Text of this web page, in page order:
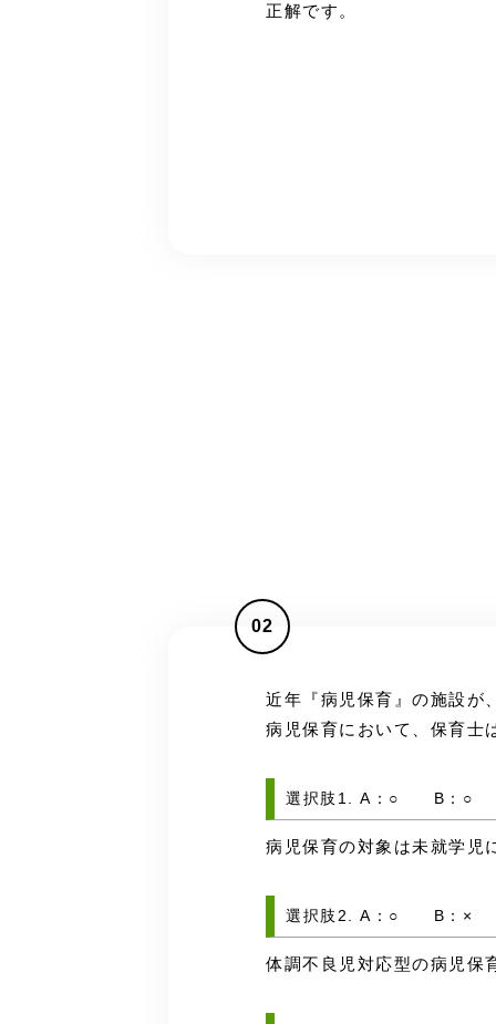
正解です。
02
近年『病児保育』の施設が
病児保育において、保育士
選択肢1. A：○ B：
病児保育の対象は未就学児
選択肢2. A：○ B：
体調不良児対応型の病児保